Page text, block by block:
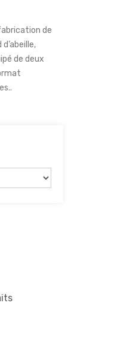
fabrication de
de deux